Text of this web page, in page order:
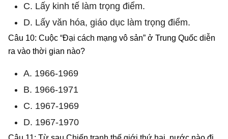
C. Lấy kinh tế làm trọng điểm.
D. Lấy văn hóa, giáo dục làm trọng điểm.
Câu 10: Cuộc “Đại cách mạng vô sản” ở Trung Quốc diễn
ra vào thời gian nào?
A. 1966-1969
B. 1966-1971
C. 1967-1969
D. 1967-1970